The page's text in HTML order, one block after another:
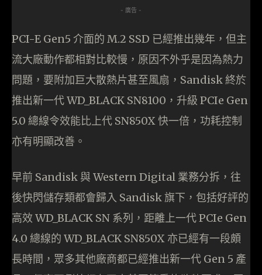
- 廣告 -
PCI-E Gen5 介面的 M.2 SSD 已經推出幾年，但主
流大廠動作都相對比較慢，原因不外乎是因為熱力
問題，要附加巨大散熱片甚至風扇，Sandisk 終於
推出新一代 WD_BLACK SN8100，升級 PCIe Gen
5.0 總線令效能比上代 SN850X 快一倍，功耗控制
亦有明顯改善。
早前 Sandisk 與 Western Digital 業務分拆，往
後快閃儲存類都會歸入 Sandisk 旗下，包括好評的
高效 WD_BLACK SN 系列，距離上一代 PCIe Gen
4.0 總線的 WD_BLACK SN850X 亦已經有一段頗
長時間，眾多其他廠商都已經推出新一代 Gen 5 產